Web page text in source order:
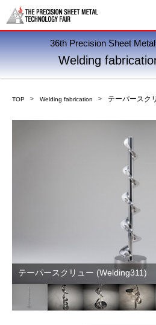
36th Precision Sheet
Welding
TOP Welding fabrication テーパースク
テーパースクリュー (Welding311)